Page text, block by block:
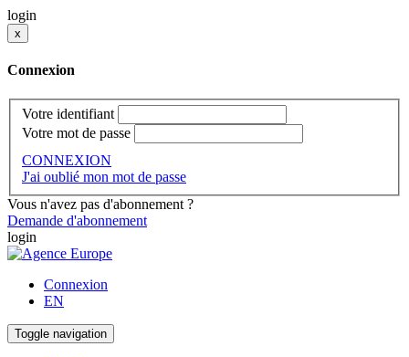
login
x
Connexion
Votre identifiant
Votre mot de passe
CONNEXION
J'ai oublié mon mot de passe
Vous n'avez pas d'abonnement ?
Demande d'abonnement
login
Connexion
EN
Toggle navigation